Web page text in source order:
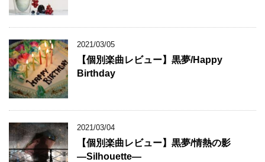
2021/03/05
【個別楽曲レビュー】黒夢/Happy
Birthday
2021/03/04
【個別楽曲レビュー】黒夢/情熱の影
―Silhouette―